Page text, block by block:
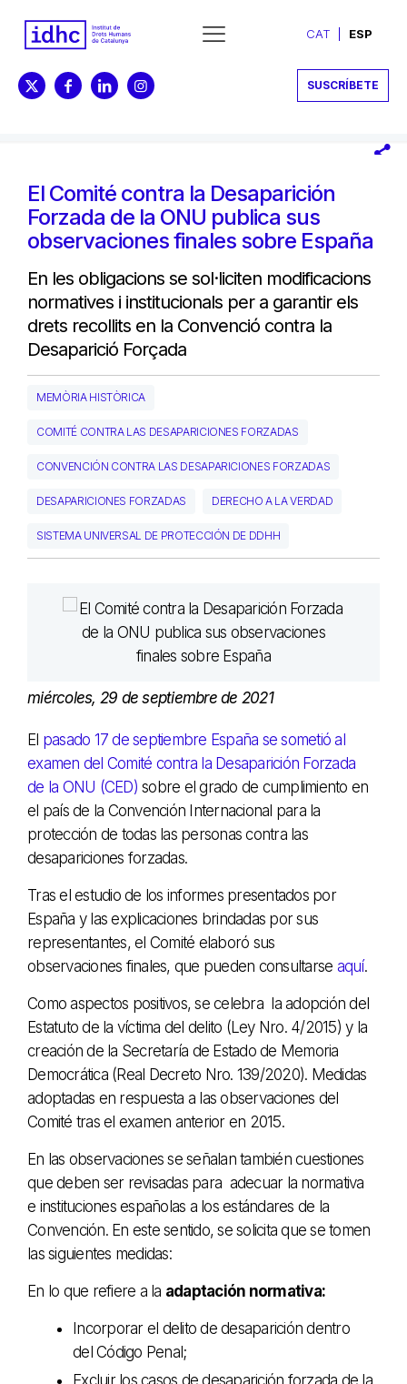
CAT ESP
SUSCRÍBETE
El Comité contra la Desaparición
Forzada de la ONU publica sus
observaciones finales sobre España
En les obligacions se sol·liciten modificacions
normatives i institucionals per a garantir els
drets recollits en la Convenció contra la
Desaparició Forçada
MEMÒRIA HISTÒRICA
COMITÉ CONTRA LAS DESAPARICIONES FORZADAS
CONVENCIÓN CONTRA LAS DESAPARICIONES FORZADAS
DESAPARICIONES FORZADAS DERECHO A LA VERDAD
SISTEMA UNIVERSAL DE PROTECCIÓN DE DDHH
miércoles, 29 de septiembre de 2021
El pasado 17 de septiembre España se sometió al
examen del Comité contra la Desaparición Forzada
de la ONU (CED) sobre el grado de cumplimiento en
el país de la Convención Internacional para la
protección de todas las personas contra las
desapariciones forzadas.
Tras el estudio de los informes presentados por
España y las explicaciones brindadas por sus
representantes, el Comité elaboró sus
observaciones finales, que pueden consultarse aquí.
Como aspectos positivos, se celebra la adopción del
Estatuto de la víctima del delito (Ley Nro. 4/2015) y la
creación de la Secretaría de Estado de Memoria
Democrática (Real Decreto Nro. 139/2020). Medidas
adoptadas en respuesta a las observaciones del
Comité tras el examen anterior en 2015.
En las observaciones se señalan también cuestiones
que deben ser revisadas para adecuar la normativa
e instituciones españolas a los estándares de la
Convención. En este sentido, se solicita que se tomen
las siguientes medidas:
En lo que refiere a la adaptación normativa:
Incorporar el delito de desaparición dentro
del Código Penal;
Excluir los casos de desaparición forzada de la